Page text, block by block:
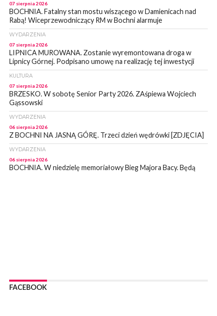
07 sierpnia 2026
BOCHNIA. Fatalny stan mostu wiszącego w Damienicach nad
Rabą! Wiceprzewodniczący RM w Bochni alarmuje
WYDARZENIA
07 sierpnia 2026
LIPNICA MUROWANA. Zostanie wyremontowana droga w
Lipnicy Górnej. Podpisano umowę na realizację tej inwestycji
KULTURA
07 sierpnia 2026
BRZESKO. W sobotę Senior Party 2026. ZAśpiewa Wojciech
Gąssowski
WYDARZENIA
06 sierpnia 2026
Z BOCHNI NA JASNĄ GÓRĘ. Trzeci dzień wędrówki [ZDJĘCIA]
WYDARZENIA
06 sierpnia 2026
BOCHNIA. W niedzielę memoriałowy Bieg Majora Bacy. Będą
06 sierpnia 2026
POWIAT BRZESKI. W Wytrzyszczce karetka zderzyła się z
FACEBOOK